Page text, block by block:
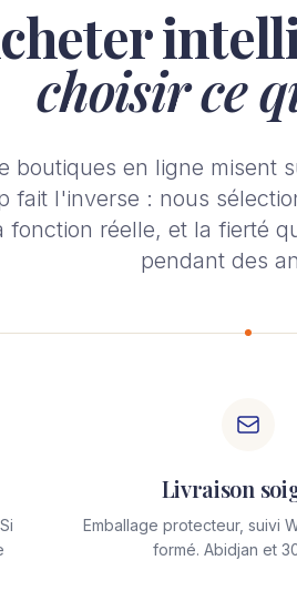
choisir ce
boutiques en ligne misent
fait l'inverse : nous
fonction réelle, et la fierté
pendant des
Livraison
Emballage protecteur, suivi
formé. Abidjan et